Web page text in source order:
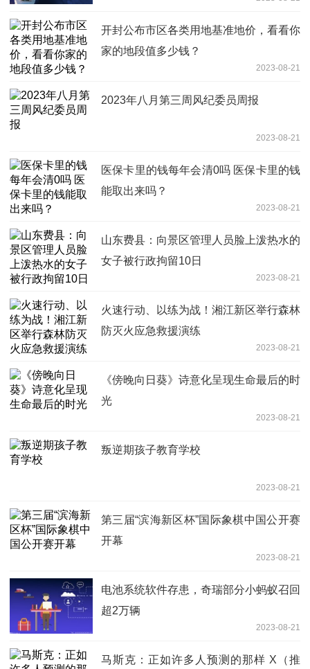
开封公布市区各类用地基准地价，看看你
家的地段值多少钱？
2023-08-21
2023年八月第三周风纪委员周报
2023-08-21
医保卡里的钱每年会清0吗 医保卡里的钱
能取出来吗？
2023-08-21
山东费县：向景区管理人员脸上泼热水的
女子被行政拘留10日
2023-08-21
火速行动、以练为战！湘江新区举行森林
防灭火应急救援演练
2023-08-21
《傍晚向日葵》诗意化呈现生命最后的时
光
2023-08-21
叛逆期孩子教育学校
2023-08-21
第三届“滨海新区杯”国际象棋中国公开赛
开幕
2023-08-21
电池系统软件存患，奇瑞部分小蚂蚁召回
超2万辆
2023-08-21
马斯克：正如许多人预测的那样 X（推